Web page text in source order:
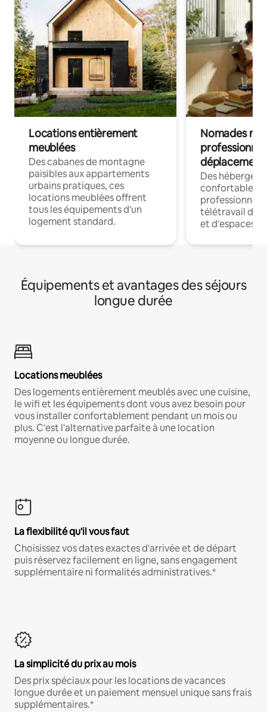
Locations entièrement
meublées
Des cabanes de montagne
paisibles aux appartements
urbains pratiques, ces
locations meublées offrent
tous les équipements d'un
logement standard.
Nomades
déplacement
Des
confortables
professionnels
télétravail
et d'espaces
Équipements et avantages des séjours
longue durée
Locations meublées
Des logements entièrement meublés avec une cuisine,
le wifi et les équipements dont vous avez besoin pour
vous installer confortablement pendant un mois ou
plus. C'est l'alternative parfaite à une location
moyenne ou longue durée.
La flexibilité qu'il vous faut
Choisissez vos dates exactes d'arrivée et de départ
puis réservez facilement en ligne, sans engagement
supplémentaire ni formalités administratives.*
La simplicité du prix au mois
Des prix spéciaux pour les locations de vacances
longue durée et un paiement mensuel unique sans frais
supplémentaires.*